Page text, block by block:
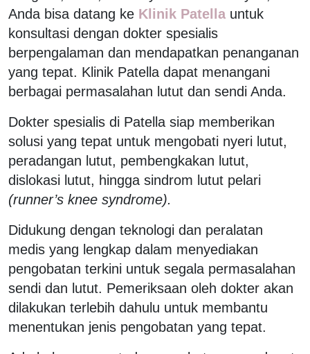
Anda bisa datang ke Klinik Patella untuk
konsultasi dengan dokter spesialis
berpengalaman dan mendapatkan penanganan
yang tepat. Klinik Patella dapat menangani
berbagai permasalahan lutut dan sendi Anda.
Dokter spesialis di Patella siap memberikan
solusi yang tepat untuk mengobati nyeri lutut,
peradangan lutut, pembengkakan lutut,
dislokasi lutut, hingga sindrom lutut pelari
(runner’s knee syndrome).
Didukung dengan teknologi dan peralatan
medis yang lengkap dalam menyediakan
pengobatan terkini untuk segala permasalahan
sendi dan lutut. Pemeriksaan oleh dokter akan
dilakukan terlebih dahulu untuk membantu
menentukan jenis pengobatan yang tepat.